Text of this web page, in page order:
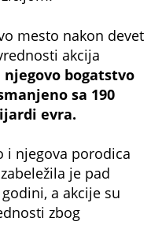
akcija
njegovo bogatstvo
sa 190
evra.
je pad
a akcije su
zbog
barijera.